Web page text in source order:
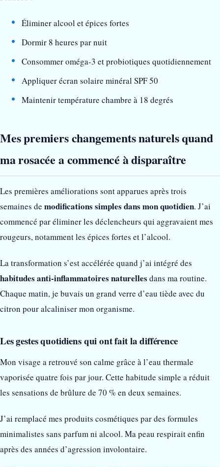
Éliminer alcool et épices fortes
Dormir 8 heures par nuit
Consommer oméga-3 et probiotiques quotidiennement
Appliquer écran solaire minéral SPF 50
Maintenir température chambre à 18 degrés
Mes premiers changements naturels quand
ma rosacée a commencé à disparaître
Les premières améliorations sont apparues après trois
semaines de modifications simples dans mon quotidien. J’ai
commencé par éliminer les déclencheurs qui aggravaient mes
rougeurs, notamment les épices fortes et l’alcool.
La transformation s’est accélérée quand j’ai intégré des
habitudes anti-inflammatoires naturelles dans ma routine.
Chaque matin, je buvais un grand verre d’eau tiède avec du
citron pour alcaliniser mon organisme.
Les gestes quotidiens qui ont fait la différence
Mon visage a retrouvé son calme grâce à l’eau thermale
vaporisée quatre fois par jour. Cette habitude simple a réduit
les sensations de brûlure de 70 % en deux semaines.
J’ai remplacé mes produits cosmétiques par des formules
minimalistes sans parfum ni alcool. Ma peau respirait enfin
après des années d’agression involontaire.